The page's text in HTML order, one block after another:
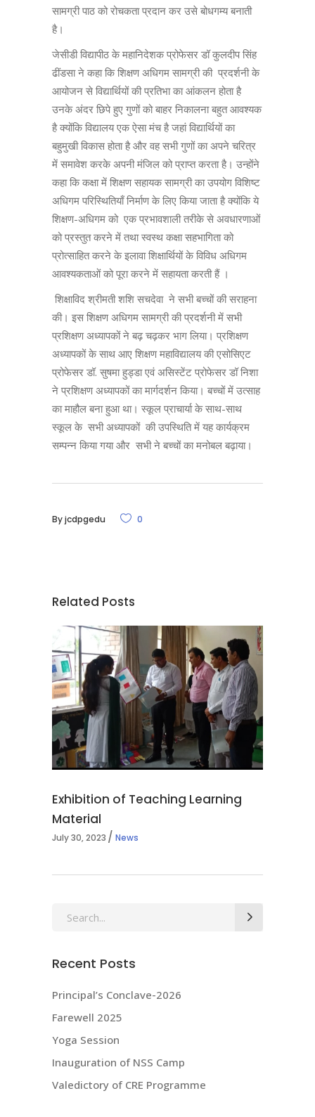
सामग्री पाठ को रोचकता प्रदान कर उसे बोधगम्य बनाती
है।
जेसीडी विद्यापीठ के महानिदेशक प्रोफेसर डॉ कुलदीप सिंह
ढींडसा ने कहा कि शिक्षण अधिगम सामग्री की प्रदर्शनी के
आयोजन से विद्यार्थियों की प्रतिभा का आंकलन होता है
उनके अंदर छिपे हुए गुणों को बाहर निकालना बहुत आवश्यक
है क्योंकि विद्यालय एक ऐसा मंच है जहां विद्यार्थियों का
बहुमुखी विकास होता है और वह सभी गुणों का अपने चरित्र
में समावेश करके अपनी मंजिल को प्राप्त करता है। उन्होंने
कहा कि कक्षा में शिक्षण सहायक सामग्री का उपयोग विशिष्ट
अधिगम परिस्थितियाँ निर्माण के लिए किया जाता है क्योंकि ये
शिक्षण-अधिगम को एक प्रभावशाली तरीके से अवधारणाओं
को प्रस्तुत करने में तथा स्वस्थ कक्षा सहभागिता को
प्रोत्साहित करने के इलावा शिक्षार्थियों के विविध अधिगम
आवश्यकताओं को पूरा करने में सहायता करती हैं ।
शिक्षाविद श्रीमती शशि सचदेवा ने सभी बच्चों की सराहना
की। इस शिक्षण अधिगम सामग्री की प्रदर्शनी में सभी
प्रशिक्षण अध्यापकों ने बढ़ चढ़कर भाग लिया। प्रशिक्षण
अध्यापकों के साथ आए शिक्षण महाविद्यालय की एसोसिएट
प्रोफेसर डॉ. सुषमा हुड्डा एवं असिस्टेंट प्रोफेसर डॉ निशा
ने प्रशिक्षण अध्यापकों का मार्गदर्शन किया। बच्चों में उत्साह
का माहौल बना हुआ था। स्कूल प्राचार्या के साथ-साथ
स्कूल के सभी अध्यापकों की उपस्थिति में यह कार्यक्रम
सम्पन्न किया गया और सभी ने बच्चों का मनोबल बढ़ाया।
Byjcdpgedu 0
Related Posts
Exhibition of Teaching Learning
Material
July 30, 2023 News
Search
Recent Posts
Principal’s Conclave-2026
Farewell 2025
Yoga Session
Inauguration of NSS Camp
Valedictory of CRE Programme